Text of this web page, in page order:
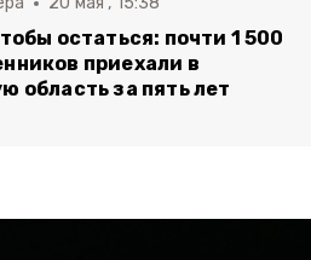
остаться: почти 1 500
приехали в
область за пять лет